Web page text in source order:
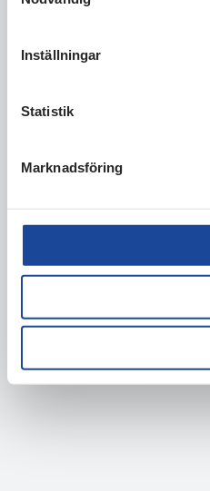
Inställningar
Statistik
Marknadsföring